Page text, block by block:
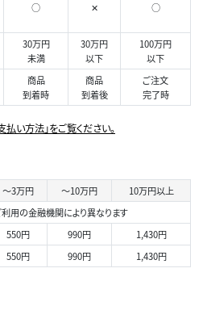
○ ✕ ○
30万円
未満
30万円
以下
100万円
以下
商品
到着時
商品
到着後
ご注文
完了時
い方法」をご覧ください。
～3万円 ～10万円
10万円以上
用の金融機関により異なります
550円 990円
1,430円
550円 990円 1,430円